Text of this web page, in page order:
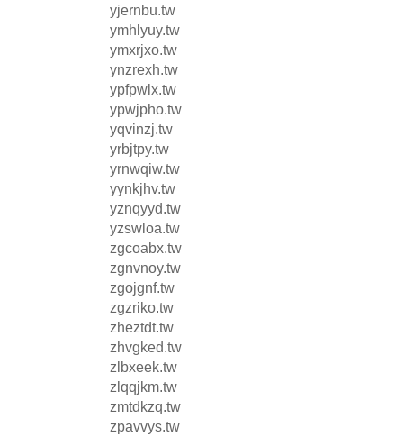
yjernbu.tw
ymhlyuy.tw
ymxrjxo.tw
ynzrexh.tw
ypfpwlx.tw
ypwjpho.tw
yqvinzj.tw
yrbjtpy.tw
yrnwqiw.tw
yynkjhv.tw
yznqyyd.tw
yzswloa.tw
zgcoabx.tw
zgnvnoy.tw
zgojgnf.tw
zgzriko.tw
zheztdt.tw
zhvgked.tw
zlbxeek.tw
zlqqjkm.tw
zmtdkzq.tw
zpavvys.tw